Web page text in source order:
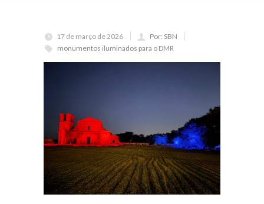
17 de março de 2026
Por: SBN
monumentos iluminados para o DMR